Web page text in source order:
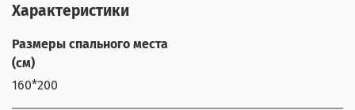
Характеристики
Размеры спального места
(см)
160*200